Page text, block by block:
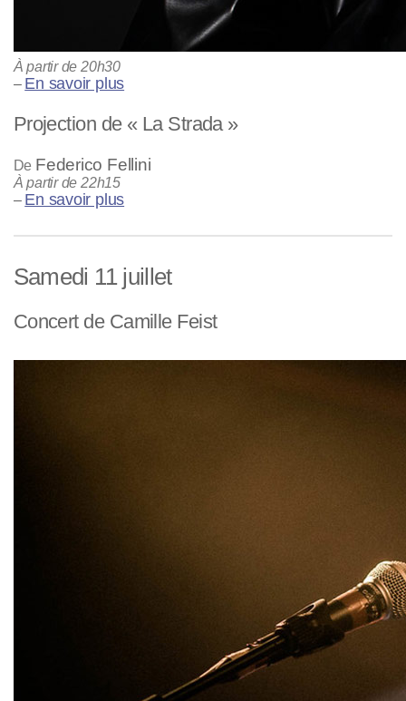
À partir de 20h30
– En savoir plus
Projection de « La Strada »
De Federico Fellini
À partir de 22h15
– En savoir plus
Samedi 11 juillet
Concert de Camille Feist